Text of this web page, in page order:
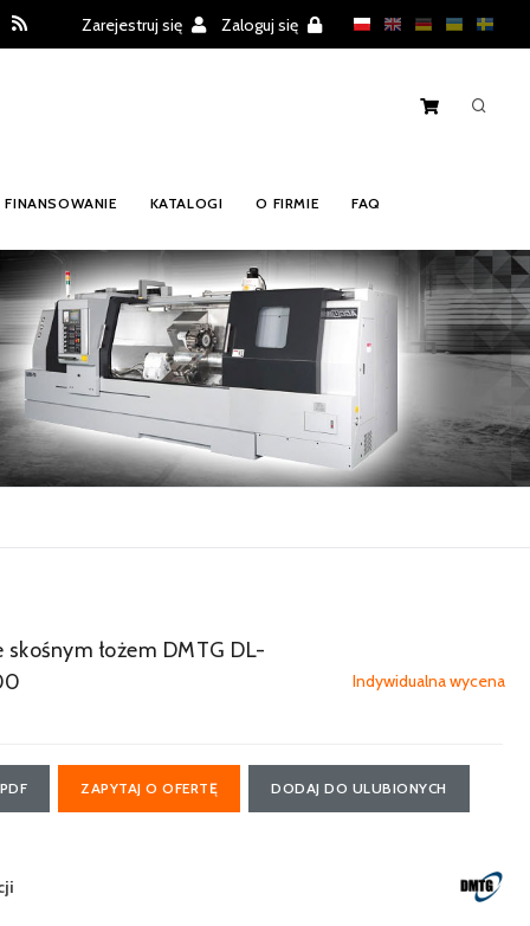
Zarejestruj się Zaloguj się
FINANSOWANIE KATALOGI O FIRMIE FAQ
skośnym łożem DMTG DL-
Indywidualna wycena
ZAPYTAJ O OFERTĘ DODAJ DO ULUBIONYCH